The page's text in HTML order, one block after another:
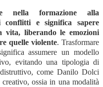
nella formazione alla
conflitti e significa sapere
vita, liberando le emozioni
quelle violente. Trasformare
assumere un modello
evitando una tipologia di
come Danilo Dolci
ossia in una modalità